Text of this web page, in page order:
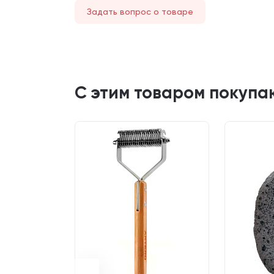
Задать вопрос о товаре
С этим товаром